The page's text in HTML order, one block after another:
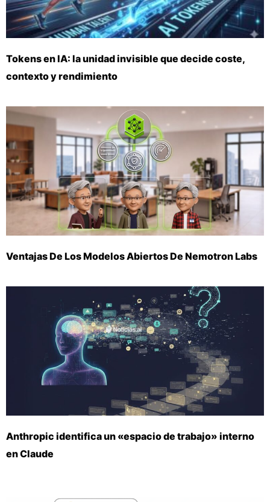
Tokens en IA: la unidad invisible que decide coste,
contexto y rendimiento
Ventajas De Los Modelos Abiertos De Nemotron Labs
Anthropic identifica un «espacio de trabajo» interno
en Claude